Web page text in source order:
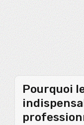
Pourquoi